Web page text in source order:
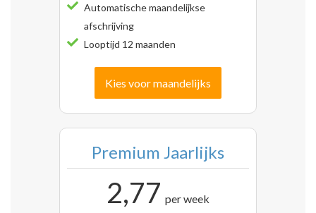
Automatische maandelijkse
afschrijving
Looptijd 12 maanden
Kies voor maandelijks
Premium Jaarlijks
2,77 per week